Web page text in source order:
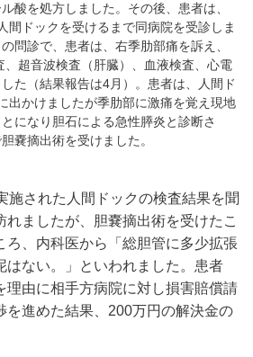
酸を処方しました。その後、患者は、
間ドックを受けるまで同病院を受診しま
問診で、患者は、右季肋部痛を訴え、
、超音波検査（肝臓）、血液検査、心電
た（結果報告は4月）。患者は、人間ド
出かけましたが季肋部に激痛を覚え現地
になり胆石による急性膵炎と診断さ
嚢摘出術を受けました。
施された人間ドックの検査結果を聞
れましたが、胆嚢摘出術を受けたこ
ろ、内科医から「総胆管に多少拡張
はない。」といわれました。患者
理由に相手方病院に対し損害賠償請
を進めた結果、200万円の解決金の